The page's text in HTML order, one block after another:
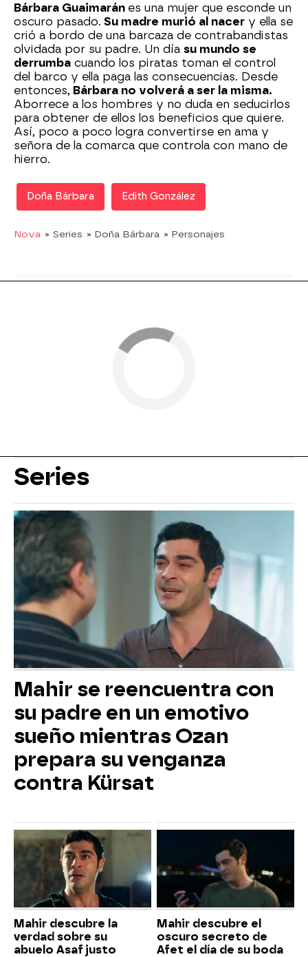
Bárbara Guaimarán es una mujer que esconde un
oscuro pasado. Su madre murió al nacer y ella se
crió a bordo de una barcaza de contrabandistas
olvidada por su padre. Un día su mundo se
derrumba cuando los piratas toman el control
del barco y ella paga las consecuencias. Desde
entonces, Bárbara no volverá a ser la misma.
Aborrece a los hombres y no duda en seducirlos
para obtener de ellos los beneficios que quiere.
Así, poco a poco logra convertirse en ama y
señora de la comarca que controla con mano de
hierro.
Doña Bárbara Edith González
Nova » Series » Doña Bárbara » Personajes
Series
Mahir se reencuentra con
su padre en un emotivo
sueño mientras Ozan
prepara su venganza
contra Kürsat
Mahir descubre la
verdad sobre su
abuelo Asaf justo
Mahir descubre el
oscuro secreto de
Afet el día de su boda